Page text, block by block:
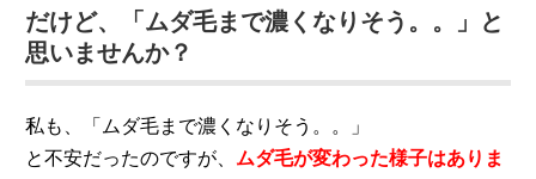
だけど、「ムダ毛まで濃くなりそう。。」と
思いませんか？
私も、「ムダ毛まで濃くなりそう。。」
と不安だったのですが、 ムダ毛が変わった様子はありま